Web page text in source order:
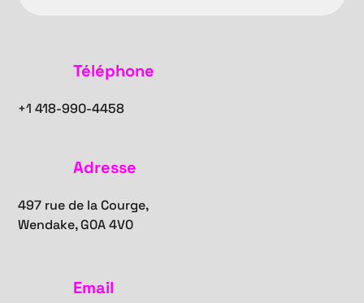
Téléphone
+1418-990-4458
Adresse
497 rue de la Courge,
Wendake, G0A 4V0
Email